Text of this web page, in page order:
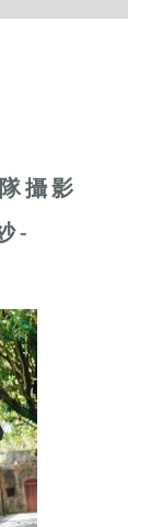
攝影
-